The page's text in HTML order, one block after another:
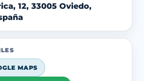
12, 33005 Oviedo,
MAPS